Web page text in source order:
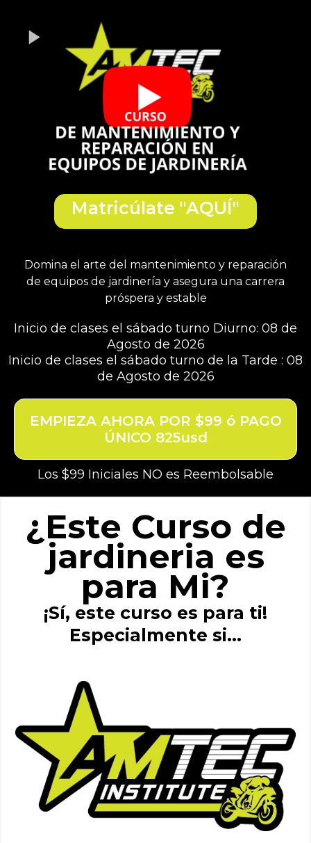
Matricúlate "AQUÍ"
Domina el arte del mantenimiento y reparación
de equipos de jardinería y asegura una carrera
próspera y estable
Inicio de clases el sábado turno Diurno: 08 de
Agosto de 2026
Inicio de clases el sábado turno de la Tarde : 08
de Agosto de 2026
EMPIEZA AHORA POR $99 ó PAGO
ÚNICO 825usd
Los $99 Iniciales NO es Reembolsable
¿Este Curso de
jardineria es
para Mi?
¡Sí, este curso es para ti!
Especialmente si...